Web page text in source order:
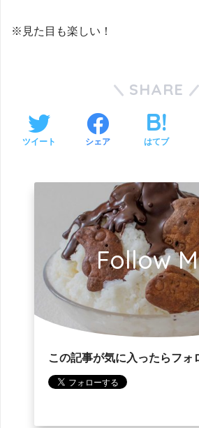
※見た目も楽しい！
SHARE
ツイート シェア はてブ
Follow
この記事が気に入ったらフォ